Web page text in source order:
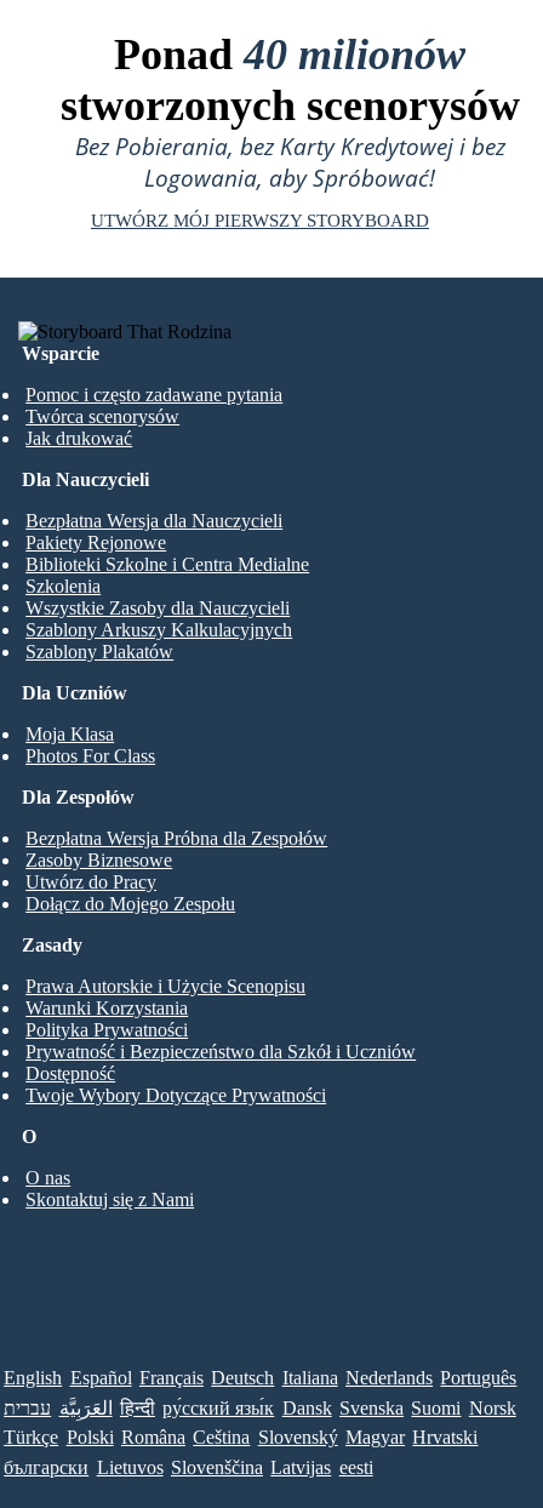
Ponad40 milionów
stworzonych scenorysów
Bez Pobierania, bez Karty Kredytowej i bez
Logowania, aby Spróbować!
UTWÓRZ MÓJ PIERWSZY STORYBOARD
Wsparcie
Pomoc i często zadawane pytania
Twórca scenorysów
Jak drukować
Dla Uczniów
Moja Klasa
Photos For Class
Dla Nauczycieli
Bezpłatna Wersja dla Nauczycieli
Pakiety Rejonowe
Biblioteki Szkolne i Centra Medialne
Szkolenia
Wszystkie Zasoby dla Nauczycieli
Szablony Arkuszy Kalkulacyjnych
Szablony Plakatów
Dla Zespołów
Bezpłatna Wersja Próbna dla Zespołów
Zasoby Biznesowe
Utwórz do Pracy
Dołącz do Mojego Zespołu
O
O nas
Skontaktuj się z Nami
Zasady
Prawa Autorskie i Użycie Scenopisu
Warunki Korzystania
Polityka Prywatności
Prywatność i Bezpieczeństwo dla Szkół i Uczniów
Dostępność
Twoje Wybory Dotyczące Prywatności
English Español Français Deutsch Italiana Nederlands Português
עברית العَرَبِيَّة हिन्दी ру́сский язы́к Dansk Svenska Suomi Norsk
Türkçe Polski Româna Ceština Slovenský Magyar Hrvatski
български Lietuvos Slovenščina Latvijas eesti